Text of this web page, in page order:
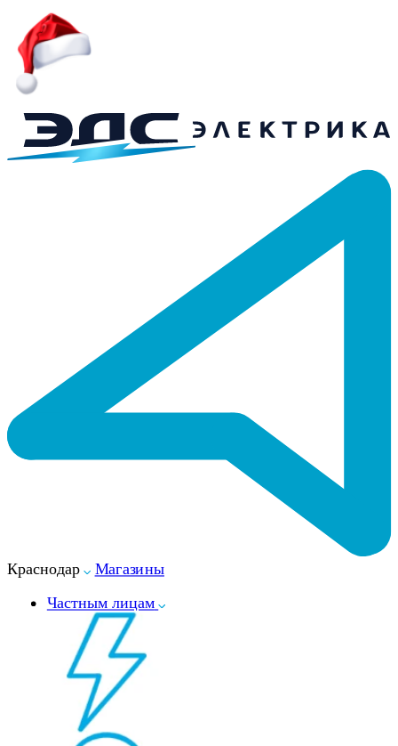
Краснодар
Магазины
Частным лицам